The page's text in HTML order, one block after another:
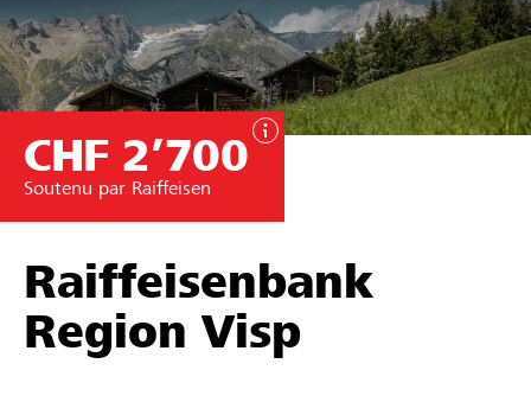
Parrainer
Soutien & assistance
Partenaires / Banques Raiffeisen
Trouvez des projets et des organisations
Démarrez maintenant
CHF 2’700
Soutenu par Raiffeisen
Raiffeisenbank
Region Visp